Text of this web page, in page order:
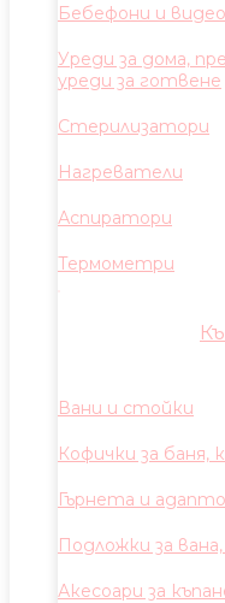
Бебефони и
Уреди за дома,
уреди за готвене
Стерилизатори
Нагреватели
Аспиратори
Термометри
Вани и стойки
Кофички за баня,
Гърнета и
Подложки за
Акесоари за